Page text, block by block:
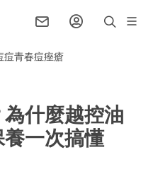
痘青春痘痤瘡
什麼越控油
一次搞懂